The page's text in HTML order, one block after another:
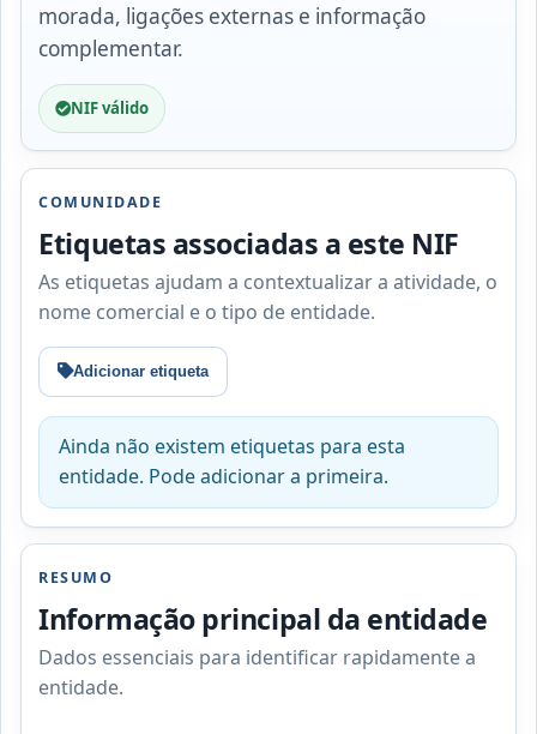
morada, ligações externas e informação
complementar.
NIF válido
COMUNIDADE
Etiquetas associadas a este NIF
As etiquetas ajudam a contextualizar a atividade, o
nome comercial e o tipo de entidade.
Adicionar etiqueta
Ainda não existem etiquetas para esta
entidade. Pode adicionar a primeira.
RESUMO
Informação principal da entidade
Dados essenciais para identificar rapidamente a
entidade.